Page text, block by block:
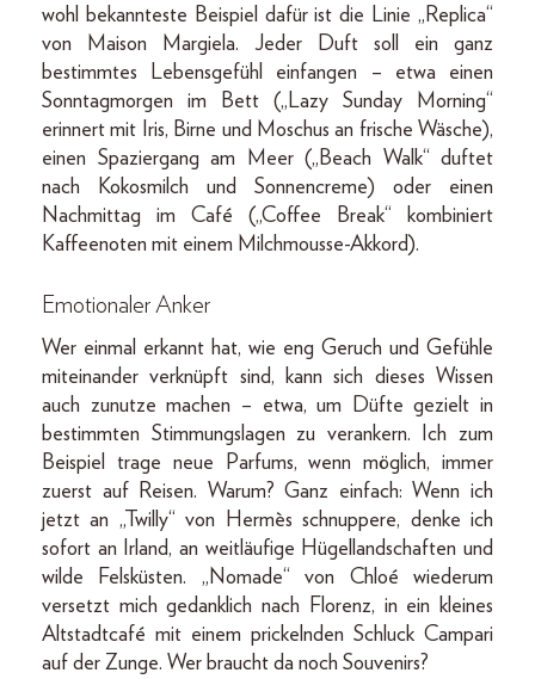
wohl bekannteste Beispiel dafür ist die Linie „Replica“
von Maison Margiela. Jeder Duft soll ein ganz
bestimmtes Lebensgefühl einfangen – etwa einen
Sonntagmorgen im Bett („Lazy Sunday Morning“
erinnert mit Iris, Birne und Moschus an frische Wäsche),
einen Spaziergang am Meer („Beach Walk“ duftet
nach Kokosmilch und Sonnencreme) oder einen
Nachmittag im Café („Coffee Break“ kombiniert
Kaffeenoten mit einem Milchmousse-Akkord).
Emotionaler Anker
Wer einmal erkannt hat, wie eng Geruch und Gefühle
miteinander verknüpft sind, kann sich dieses Wissen
auch zunutze machen – etwa, um Düfte gezielt in
bestimmten Stimmungslagen zu verankern. Ich zum
Beispiel trage neue Parfums, wenn möglich, immer
zuerst auf Reisen. Warum? Ganz einfach: Wenn ich
jetzt an „Twilly“ von Hermès schnuppere, denke ich
sofort an Irland, an weitläufige Hügellandschaften und
wilde Felsküsten. „Nomade“ von Chloé wiederum
versetzt mich gedanklich nach Florenz, in ein kleines
Altstadtcafé mit einem prickelnden Schluck Campari
auf der Zunge. Wer braucht da noch Souvenirs?